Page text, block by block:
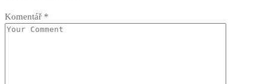
Komentář *